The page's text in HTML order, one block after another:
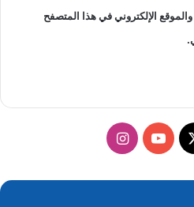
الإلكتروني في هذا المتصفح
‫X
‫YouTubeانستقرام